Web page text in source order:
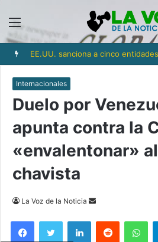
Menú
Internacionales
Duelo por
apunta contra la
«envalentonar»
chavista
La Voz de la Noticia
Send
email
FacebookTwitter LinkedInReddit